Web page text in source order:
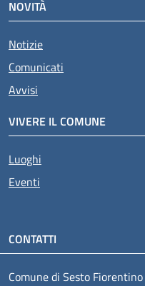
NOVITÀ
Notizie
Comunicati
Avvisi
VIVERE IL COMUNE
Luoghi
Eventi
CONTATTI
Comune di Sesto Fiorentino